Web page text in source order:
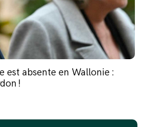
est absente en Wallonie :
!